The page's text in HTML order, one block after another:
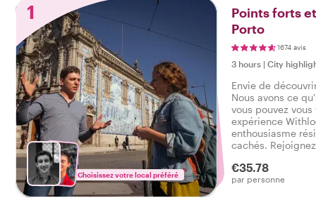
1
Choisissez votre local préféré
Points forts
Porto
1674 avis
3 hours | City
Envie de
Nous avons ce
vous pouvez
expérience
enthousiasme
cachés.
ville lors d'une
faire dire : J'ai
€35.78
par personne